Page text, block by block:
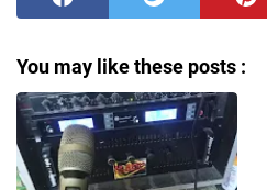
You may like these posts :